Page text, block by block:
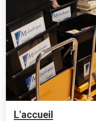
L'accueil